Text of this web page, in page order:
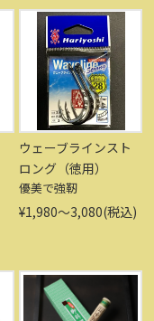
ウェーブラインスト
ロング（徳用）
優美で強靭
¥1,980〜3,080(税込)